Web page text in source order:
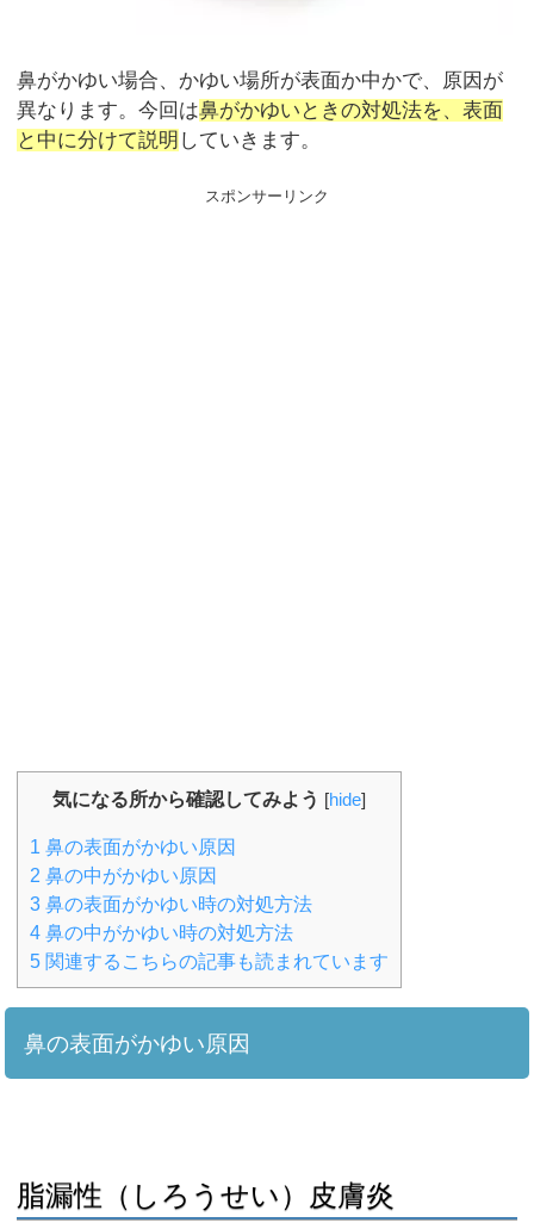
鼻がかゆい場合、かゆい場所が表面か中かで、原因が
異なります。今回は鼻がかゆいときの対処法を、表面
と中に分けて説明 していきます。
スポンサーリンク
気になる所から確認してみよう [hide]
1 鼻の表面がかゆい原因
2 鼻の中がかゆい原因
3 鼻の表面がかゆい時の対処方法
4 鼻の中がかゆい時の対処方法
5 関連するこちらの記事も読まれています
鼻の表面がかゆい原因
脂漏性（しろうせい）皮膚炎